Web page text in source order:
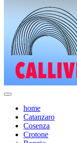
home
Catanzaro
Cosenza
Crotone